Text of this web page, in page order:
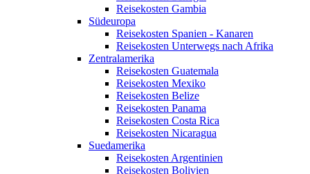
Reisekosten Gambia
Südeuropa
Reisekosten Spanien - Kanaren
Reisekosten Unterwegs nach Afrika
Zentralamerika
Reisekosten Guatemala
Reisekosten Mexiko
Reisekosten Belize
Reisekosten Panama
Reisekosten Costa Rica
Reisekosten Nicaragua
Suedamerika
Reisekosten Argentinien
Reisekosten Bolivien